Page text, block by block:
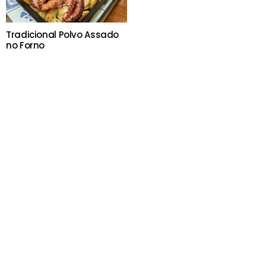
Tradicional Polvo Assado
no Forno